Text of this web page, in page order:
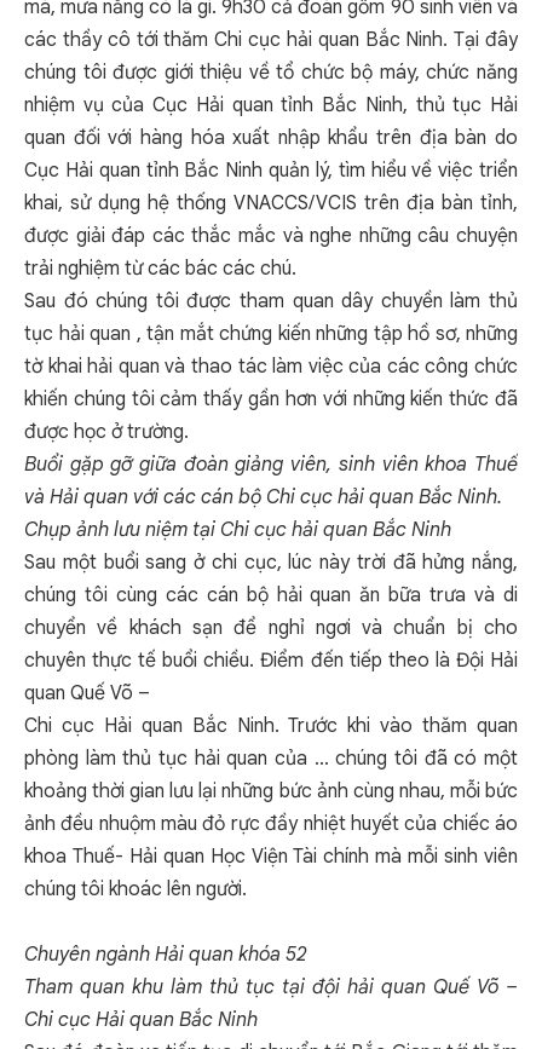
mà, mưa nắng có là gì. 9h30 cả đoàn gồm 90 sinh viên và
các thầy cô tới thăm Chi cục hải quan Bắc Ninh. Tại đây
chúng tôi được giới thiệu về tổ chức bộ máy, chức năng
nhiệm vụ của Cục Hải quan tỉnh Bắc Ninh, thủ tục Hải
quan đối với hàng hóa xuất nhập khẩu trên địa bàn do
Cục Hải quan tỉnh Bắc Ninh quản lý, tìm hiểu về việc triển
khai, sử dụng hệ thống VNACCS/VCIS trên địa bàn tỉnh,
được giải đáp các thắc mắc và nghe những câu chuyện
trải nghiệm từ các bác các chú.
Sau đó chúng tôi được tham quan dây chuyền làm thủ
tục hải quan , tận mắt chứng kiến những tập hồ sơ, những
tờ khai hải quan và thao tác làm việc của các công chức
khiến chúng tôi cảm thấy gần hơn với những kiến thức đã
được học ở trường.
Buổi gặp gỡ giữa đoàn giảng viên, sinh viên khoa Thuế
và Hải quan với các cán bộ Chi cục hải quan Bắc Ninh.
Chụp ảnh lưu niệm tại Chi cục hải quan Bắc Ninh
Sau một buổi sang ở chi cục, lúc này trời đã hửng nắng,
chúng tôi cùng các cán bộ hải quan ăn bữa trưa và di
chuyển về khách sạn để nghỉ ngơi và chuẩn bị cho
chuyên thực tế buổi chiều. Điểm đến tiếp theo là Đội Hải
quan Quế Võ –
Chi cục Hải quan Bắc Ninh. Trước khi vào thăm quan
phòng làm thủ tục hải quan của … chúng tôi đã có một
khoảng thời gian lưu lại những bức ảnh cùng nhau, mỗi bức
ảnh đều nhuộm màu đỏ rực đầy nhiệt huyết của chiếc áo
khoa Thuế- Hải quan Học Viện Tài chính mà mỗi sinh viên
chúng tôi khoác lên người.
Chuyên ngành Hải quan khóa 52
Tham quan khu làm thủ tục tại đội hải quan Quế Võ –
Chi cục Hải quan Bắc Ninh